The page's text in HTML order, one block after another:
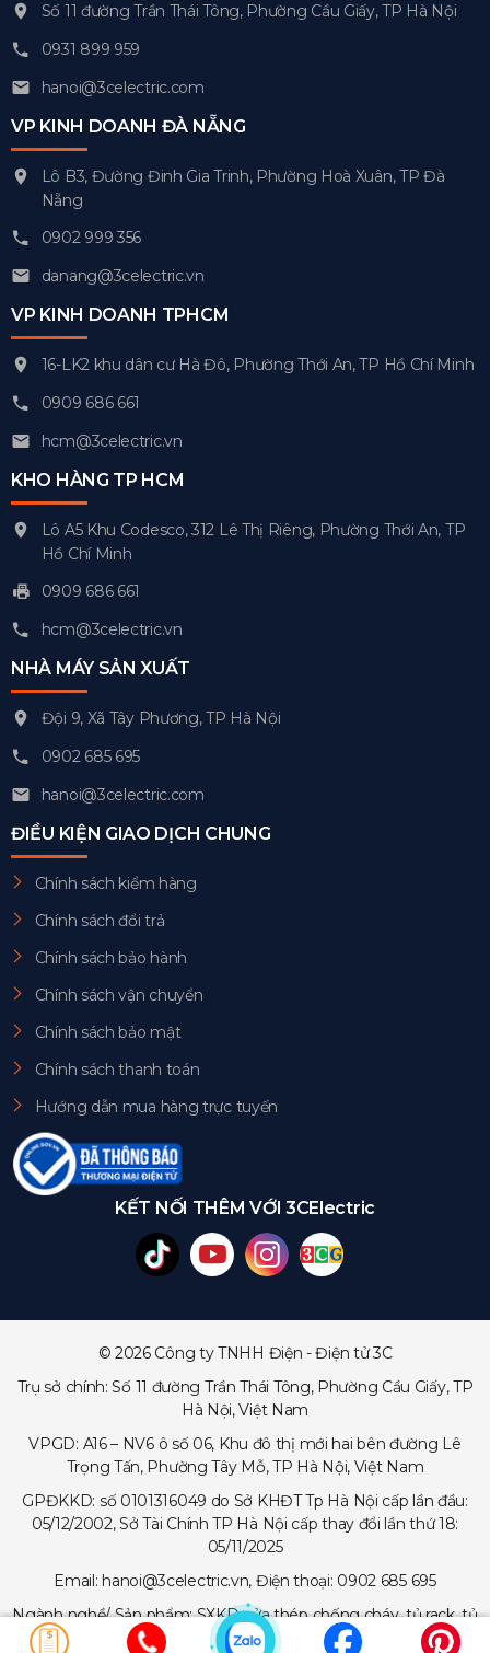
Số 11 đường Trần Thái Tông, Phường Cầu Giấy, TP Hà Nội
0931 899 959
hanoi@3celectric.com
VP KINH DOANH ĐÀ NẴNG
Lô B3, Đường Đinh Gia Trinh, Phường Hoà Xuân, TP Đà
Nẵng
0902 999 356
danang@3celectric.vn
VP KINH DOANH TPHCM
16-LK2 khu dân cư Hà Đô, Phường Thới An, TP Hồ Chí Minh
0909 686 661
hcm@3celectric.vn
KHO HÀNG TP HCM
Lô A5 Khu Codesco, 312 Lê Thị Riêng, Phường Thới An, TP
Hồ Chí Minh
0909 686 661
hcm@3celectric.vn
NHÀ MÁY SẢN XUẤT
Đội 9, Xã Tây Phương, TP Hà Nội
0902 685 695
hanoi@3celectric.com
ĐIỀU KIỆN GIAO DỊCH CHUNG
Chính sách kiểm hàng
Chính sách đổi trả
Chính sách bảo hành
Chính sách vận chuyển
Chính sách bảo mật
Chính sách thanh toán
Hướng dẫn mua hàng trực tuyến
KẾT NỐI THÊM VỚI 3CElectric
© 2026 Công ty TNHH Điện - Điện tử 3C
Trụ sở chính: Số 11 đường Trần Thái Tông, Phường Cầu Giấy, TP
Hà Nội, Việt Nam
VPGD: A16 – NV6 ô số 06, Khu đô thị mới hai bên đường Lê
Trọng Tấn, Phường Tây Mỗ, TP Hà Nội, Việt Nam
GPĐKKD: số 0101316049 do Sở KHĐT Tp Hà Nội cấp lần đầu:
05/12/2002, Sở Tài Chính TP Hà Nội cấp thay đổi lần thứ 18:
05/11/2025
Email: hanoi@3celectric.vn, Điện thoại: 0902 685 695
Ngành nghề/ Sản phẩm: SXKD cửa thép chống cháy, tủ rack, tủ
trạm viễn thông, tủ điện, thang cáp - máng cáp...